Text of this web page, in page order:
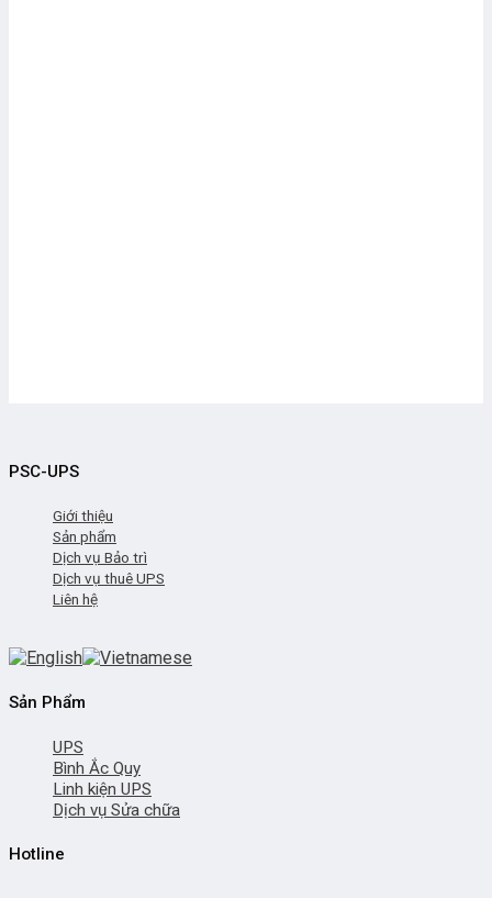
PSC-UPS
Giới thiệu
Sản phẩm
Dịch vụ Bảo trì
Dịch vụ thuê UPS
Liên hệ
Sản Phẩm
UPS
Bình Ắc Quy
Linh kiện UPS
Dịch vụ Sửa chữa
Hotline